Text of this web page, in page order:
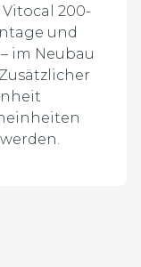
200-
und
im Neubau